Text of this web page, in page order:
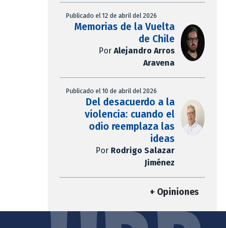
Publicado el 12 de abril del 2026
Memorias de la Vuelta
de Chile
Por Alejandro Arros
Aravena
Publicado el 10 de abril del 2026
Del desacuerdo a la
violencia: cuando el
odio reemplaza las
ideas
Por Rodrigo Salazar
Jiménez
+ Opiniones